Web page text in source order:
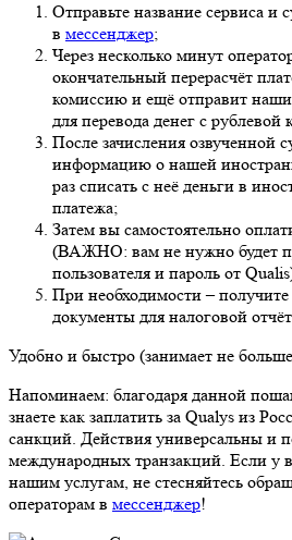
Отправьте название сервиса и
в мессенджер;
Через несколько минут
окончательный перерасчёт
комиссию и ещё отправит
для перевода денег с рублевой
После зачисления озвученной
информацию о нашей
раз списать с неё деньги в
платежа;
Затем вы самостоятельно
(ВАЖНО: вам не нужно будет
пользователя и пароль от
При необходимости –
документы для налоговой
Удобно и быстро (занимает не
Напоминаем: благодаря данной
знаете как заплатить за Qualys из
санкций. Действия универсальны и
международных транзакций. Если у
нашим услугам, не стесняйтесь
операторам в мессенджер!